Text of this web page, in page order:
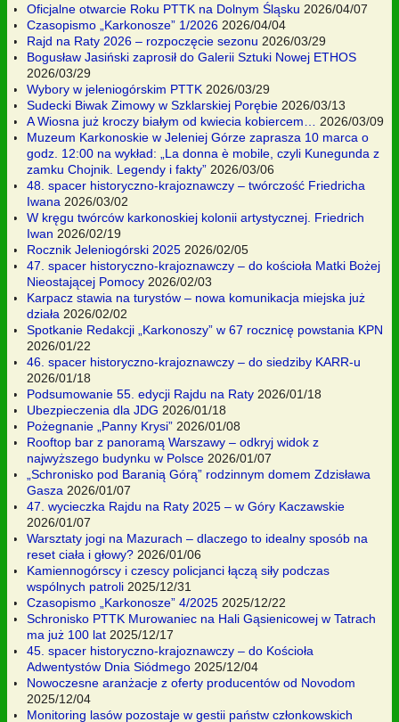
Oficjalne otwarcie Roku PTTK na Dolnym Śląsku 2026/04/07
Czasopismo „Karkonosze” 1/2026 2026/04/04
Rajd na Raty 2026 – rozpoczęcie sezonu 2026/03/29
Bogusław Jasiński zaprosił do Galerii Sztuki Nowej ETHOS
2026/03/29
Wybory w jeleniogórskim PTTK 2026/03/29
Sudecki Biwak Zimowy w Szklarskiej Porębie 2026/03/13
A Wiosna już kroczy białym od kwiecia kobiercem…
2026/03/09
Muzeum Karkonoskie w Jeleniej Górze zaprasza 10 marca o
godz. 12:00 na wykład: „La donna è mobile, czyli Kunegunda z
zamku Chojnik. Legendy i fakty” 2026/03/06
48. spacer historyczno-krajoznawczy – twórczość Friedricha
Iwana 2026/03/02
W kręgu twórców karkonoskiej kolonii artystycznej. Friedrich
Iwan 2026/02/19
Rocznik Jeleniogórski 2025 2026/02/05
47. spacer historyczno-krajoznawczy – do kościoła Matki Bożej
Nieostającej Pomocy 2026/02/03
Karpacz stawia na turystów – nowa komunikacja miejska już
działa 2026/02/02
Spotkanie Redakcji „Karkonoszy” w 67 rocznicę powstania KPN
2026/01/22
46. spacer historyczno-krajoznawczy – do siedziby KARR-u
2026/01/18
Podsumowanie 55. edycji Rajdu na Raty 2026/01/18
Ubezpieczenia dla JDG 2026/01/18
Pożegnanie „Panny Krysi” 2026/01/08
Rooftop bar z panoramą Warszawy – odkryj widok z
najwyższego budynku w Polsce 2026/01/07
„Schronisko pod Baranią Górą” rodzinnym domem Zdzisława
Gasza 2026/01/07
47. wycieczka Rajdu na Raty 2025 – w Góry Kaczawskie
2026/01/07
Warsztaty jogi na Mazurach – dlaczego to idealny sposób na
reset ciała i głowy? 2026/01/06
Kamiennogórscy i czescy policjanci łączą siły podczas
wspólnych patroli 2025/12/31
Czasopismo „Karkonosze” 4/2025 2025/12/22
Schronisko PTTK Murowaniec na Hali Gąsienicowej w Tatrach
ma już 100 lat 2025/12/17
45. spacer historyczno-krajoznawczy – do Kościoła
Adwentystów Dnia Siódmego 2025/12/04
Nowoczesne aranżacje z oferty producentów od Novodom
2025/12/04
Monitoring lasów pozostaje w gestii państw członkowskich